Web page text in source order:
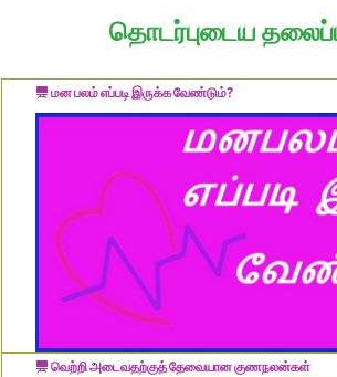
தொடர்புடைய
மன பலம் எப்படி இருக்க வேண்டும்?
வெற்றி அடைவதற்குத் தேவையான குணநலன்கள்